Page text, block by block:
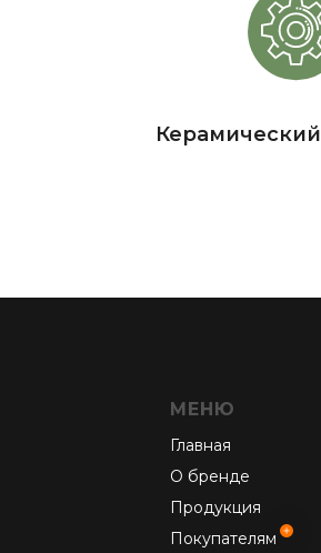
МЕНЮ
Главная
О бренде
Продукция
Покупателям